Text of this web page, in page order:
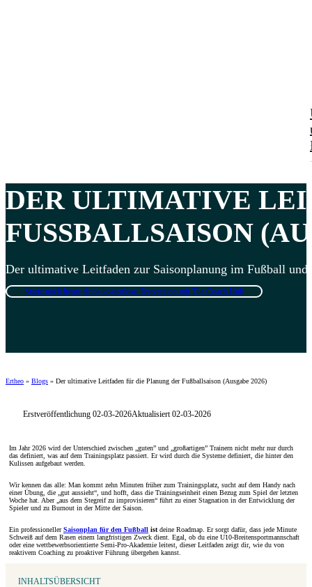
DER ULTIMATIVE
FUSSBALLSAISON
Der ultimative Leitfaden zur Saisonplanung im Fußball
Starte noch heute deine kostenlose Testversion mit The Coach Hub
Ertheo » Blogs » Der ultimative Leitfaden für die Planung der Fußballsaison (Ausgabe 2026)
Erstveröffentlichung 02-03-2026Aktualisiert 02-03-2026
Im Jahr 2026 wird der Unterschied zwischen „guten” und „großartigen” Trainern nicht mehr nur durch
das definiert, was auf dem Trainingsplatz passiert. Er wird durch die Systeme definiert, die hinter den
Kulissen aufgebaut werden.
Wir kennen das alle: Man kommt zehn Minuten früher zum Trainingsplatz, sucht auf dem Handy nach
einer Übung, die „gut aussieht“, und hofft, dass die Trainingseinheit einen Bezug zum Spiel der letzten
Woche hat. Aber „aus dem Stegreif zu improvisieren“ führt zu einer Stagnation in der Entwicklung der
Spieler und zu Burnout in der Mitte der Saison.
Ein professionellerSaisonplan für den Fußball ist deine Roadmap. Er sorgt dafür, dass jede Minute
Schweiß auf dem Rasen einem langfristigen Zweck dient. Egal, ob du eine U10-Breitensportmannschaft
oder eine wettbewerbsorientierte Semi-Pro-Akademie leitest, dieser Leitfaden zeigt dir, wie du von
reaktivem Coaching zu proaktiver Führung übergehen kannst.
INHALTSÜBERSICHT